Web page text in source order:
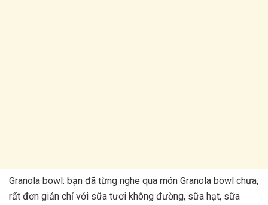
Granola bowl: bạn đã từng nghe qua món Granola bowl chưa,
rất đơn giản chỉ với sữa tươi không đường, sữa hạt, sữa